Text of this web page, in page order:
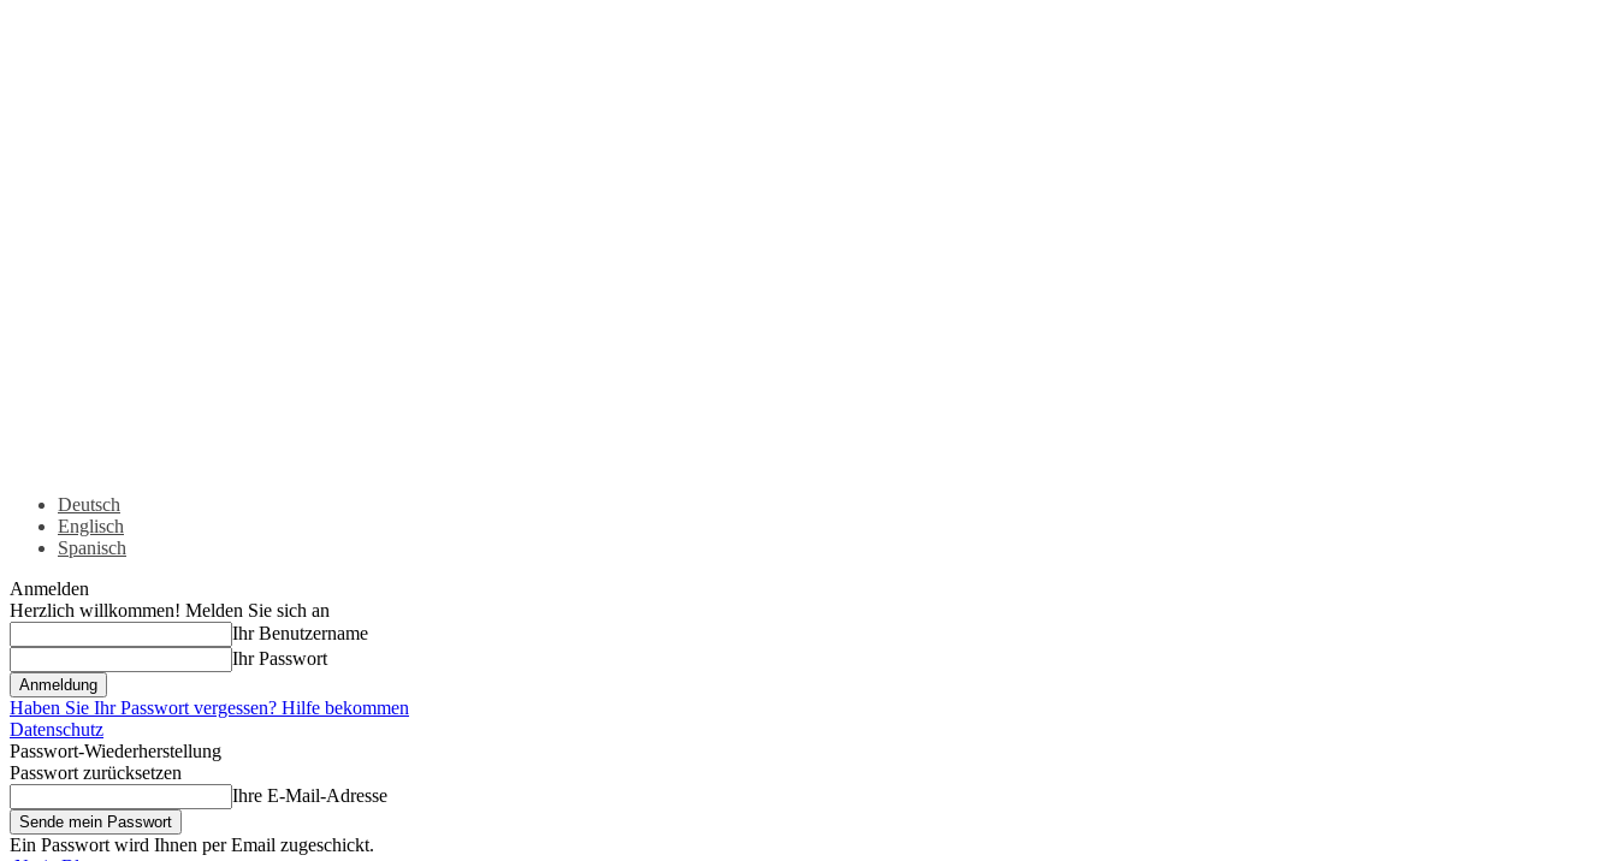
Deutsch
Englisch
Spanisch
Anmelden
Herzlich willkommen! Melden Sie sich an
Ihr Benutzername
Ihr Passwort
Haben Sie Ihr Passwort vergessen? Hilfe bekommen
Datenschutz
Passwort-Wiederherstellung
Passwort zurücksetzen
Ihre E-Mail-Adresse
Ein Passwort wird Ihnen per Email zugeschickt.